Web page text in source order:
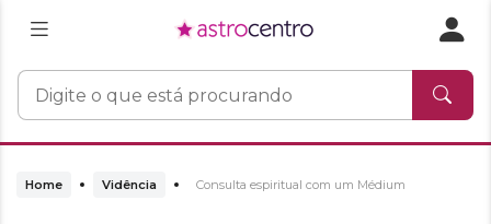
Home Vidência Consulta espiritual com um Médium